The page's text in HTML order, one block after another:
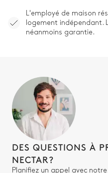
L'employé de maison
logement indépendant.
néanmoins garantie.
DES QUESTIONS À
NECTAR?
Planifiez un appel avec